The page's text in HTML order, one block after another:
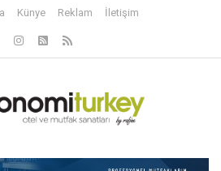
Künye Reklam İletişim